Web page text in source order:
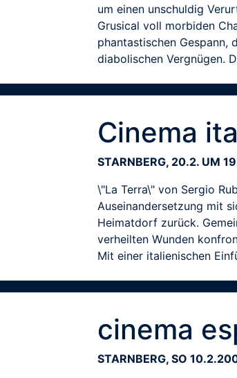
um einen unschuldig
Grusical voll morbiden
phantastischen Gespann,
diabolischen Vergnügen.
Cinema
STARNBERG, 20.2. UM
\"La Terra\" von Sergio
Auseinandersetzung mit
Heimatdorf zurück.
verheilten Wunden
Mit einer italienischen
cinema
STARNBERG, SO